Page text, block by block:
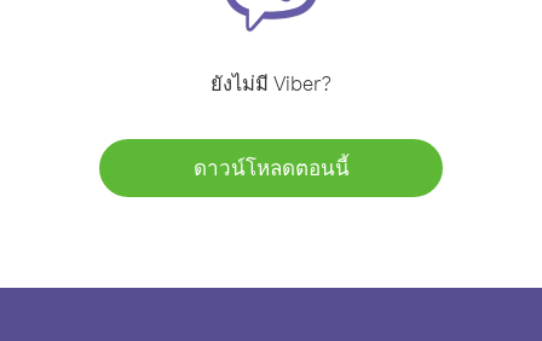
ยังไม่มี Viber?
ดาวน์โหลดตอนนี้